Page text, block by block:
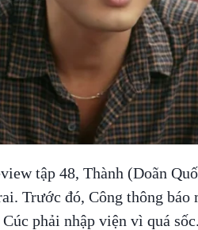
tập 48, Thành (Doãn
Trước đó, Công thông
phải nhập viện vì quá